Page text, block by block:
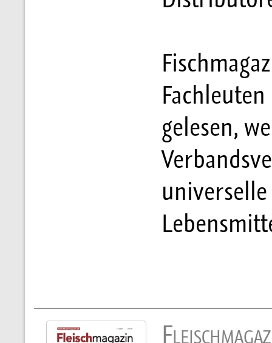
gelesen,
universelle